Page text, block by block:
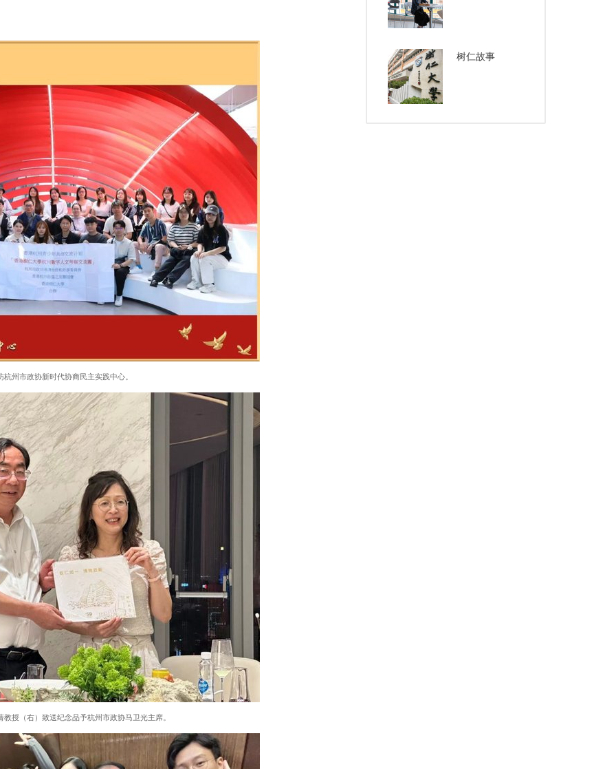
杭州市政协新时代协商民主实践中心。
教授（右）致送纪念品予杭州市政协马卫光主席。
树仁故事